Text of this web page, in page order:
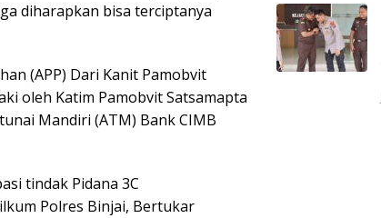
diharapkan bisa terciptanya
(APP) Dari Kanit Pamobvit
oleh Katim Pamobvit Satsamapta
Mandiri (ATM) Bank CIMB
tindak Pidana 3C
Polres Binjai, Bertukar